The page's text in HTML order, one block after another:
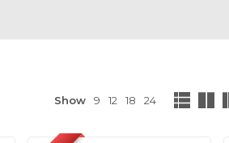
Show 9 12 18 24